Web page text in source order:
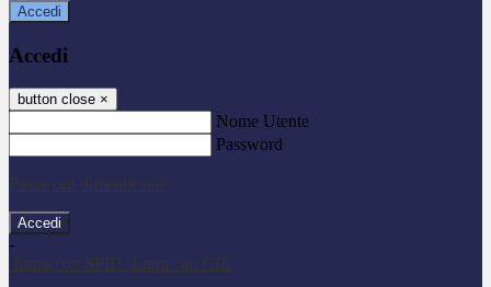
Accedi
Accedi
button close ×
Nome Utente
Password
Password dimenticata?
-
Entra con SPID
Entra con CIE